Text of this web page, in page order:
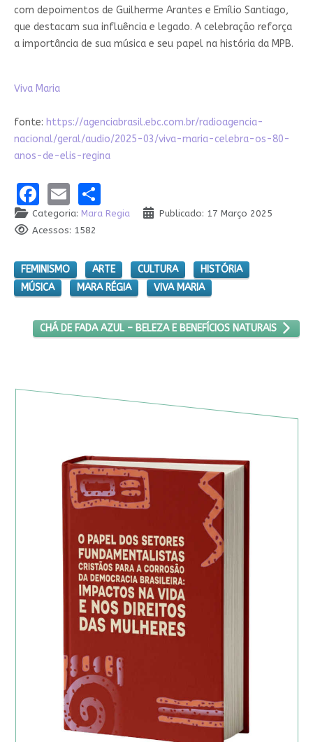
com depoimentos de Guilherme Arantes e Emílio Santiago,
que destacam sua influência e legado. A celebração reforça
a importância de sua música e seu papel na história da MPB.
Viva Maria
fonte: https://agenciabrasil.ebc.com.br/radioagencia-
nacional/geral/audio/2025-03/viva-maria-celebra-os-80-
anos-de-elis-regina
Facebook
EmailShare
Categoria: Mara Regia
Publicado: 17 Março 2025
Acessos: 1582
FEMINISMO ARTE CULTURA
HISTÓRIA
MÚSICA
MARA RÉGIA VIVA MARIA
PRÓXIMO ARTIGO: CHÁ DE FADA AZUL – BELEZA E
CHÁ DE FADA AZUL – BELEZA E BENEFÍCIOS NATURAIS